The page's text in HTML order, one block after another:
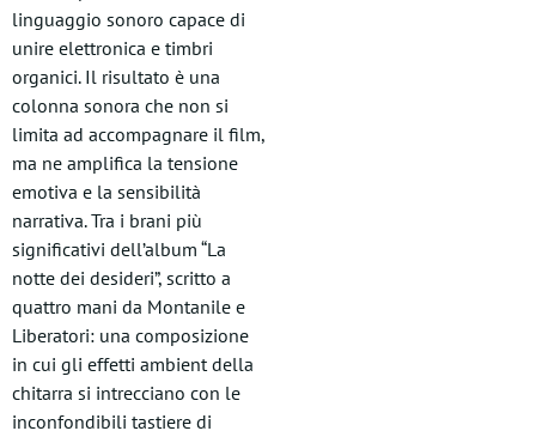
linguaggio sonoro capace di
unire elettronica e timbri
organici. Il risultato è una
colonna sonora che non si
limita ad accompagnare il film,
ma ne amplifica la tensione
emotiva e la sensibilità
narrativa. Tra i brani più
significativi dell’album “La
notte dei desideri”, scritto a
quattro mani da Montanile e
Liberatori: una composizione
in cui gli effetti ambient della
chitarra si intrecciano con le
inconfondibili tastiere di